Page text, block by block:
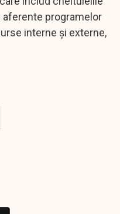
aferente programelor
interne şi externe,